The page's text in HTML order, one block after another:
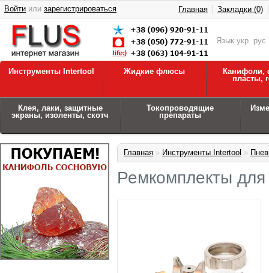
Язык укр рус
Войти или зарегистрироваться Главная Закладки (0)
Инструменты Intertool Жидкие флюсы
Канифоли,
пласты,
Клея, лаки, защитные
экраны, изоленты, скотч
Токопроводящие
препараты
Главная » Инструменты Intertool »
Ремкомплекты для